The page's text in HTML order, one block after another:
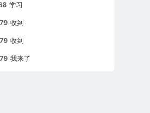
学习
收到
收到
我来了